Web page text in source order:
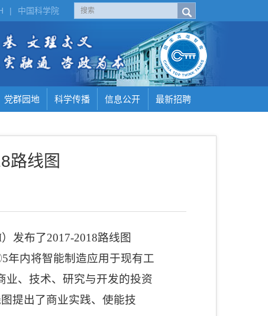
中国科学院
|
党群园地 科学传播 信息公开 最新招聘
路线图
）发布了2017-2018路线图
5年内将智能制造应用于现有工
业、技术、研究与开发的投资
提出了商业实践、使能技